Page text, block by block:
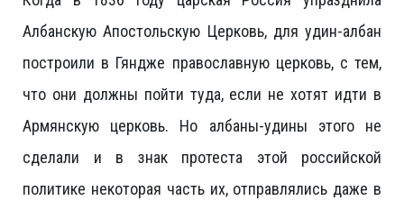
Албанскую Апостольскую Церковь, для удин-албан
построили в Гяндже православную церковь, с тем,
что они должны пойти туда, если не хотят идти в
Армянскую церковь. Но албаны-удины этого не
сделали и в знак протеста этой российской
политике некоторая часть их, отправлялись даже в